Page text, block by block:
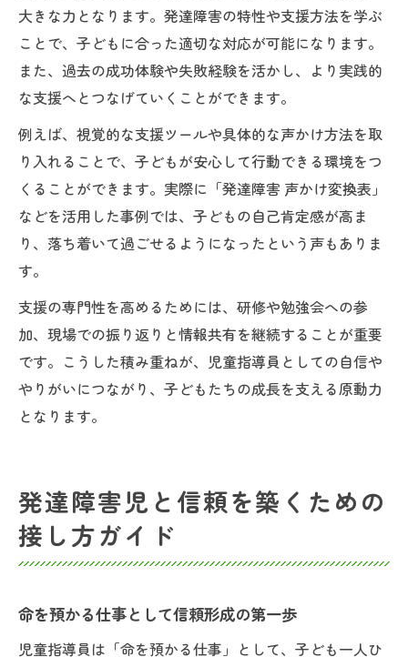
大きな力となります。発達障害の特性や支援方法を学ぶ
ことで、子どもに合った適切な対応が可能になります。
また、過去の成功体験や失敗経験を活かし、より実践的
な支援へとつなげていくことができます。
例えば、視覚的な支援ツールや具体的な声かけ方法を取
り入れることで、子どもが安心して行動できる環境をつ
くることができます。実際に「発達障害 声かけ変換表」
などを活用した事例では、子どもの自己肯定感が高ま
り、落ち着いて過ごせるようになったという声もありま
す。
支援の専門性を高めるためには、研修や勉強会への参
加、現場での振り返りと情報共有を継続することが重要
です。こうした積み重ねが、児童指導員としての自信や
やりがいにつながり、子どもたちの成長を支える原動力
となります。
発達障害児と信頼を築くための
接し方ガイド
命を預かる仕事として信頼形成の第一歩
児童指導員は「命を預かる仕事」として、子ども一人ひ